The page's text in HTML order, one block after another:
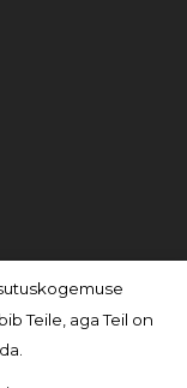
10645867
Teile, aga Teil on